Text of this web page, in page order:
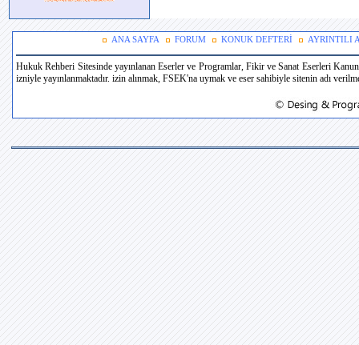
ANA SAYFA FORUM KONUK DEFTERİ AYRINTILI
Hukuk Rehberi Sitesinde yayınlanan Eserler ve Programlar, Fikir ve Sanat Eserleri
izniyle yayınlanmaktadır. izin alınmak, FSEK'na uymak ve eser sahibiyle sitenin adı